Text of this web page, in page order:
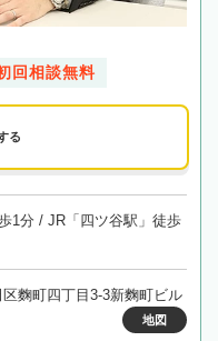
回相談無料
る
1分 / JR「四ツ谷駅」徒歩
麴町四丁目3-3新麴町ビル
地図